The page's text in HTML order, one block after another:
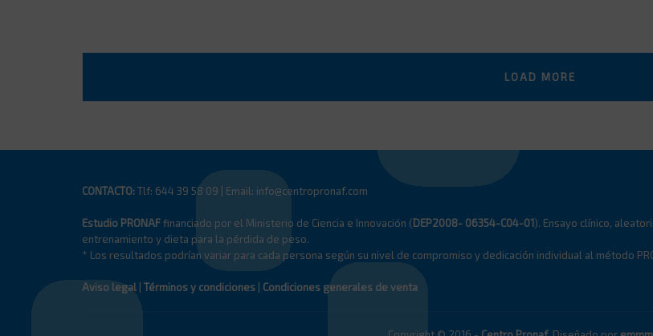
LOAD MORE
CONTACTO:Tlf: 644 39 58 09 | Email: info@centropronaf.com
Estudio PRONAFfinanciado por el Ministerio de Ciencia e Innovación (DEP2008- 06354-C04-01). Ensayo clínico,
entrenamiento y dieta para la pérdida de peso.
* Los resultados podrían variar para cada persona según su nivel de compromiso y dedicación individual al método
Aviso legal Términos y condiciones Condiciones generales de venta